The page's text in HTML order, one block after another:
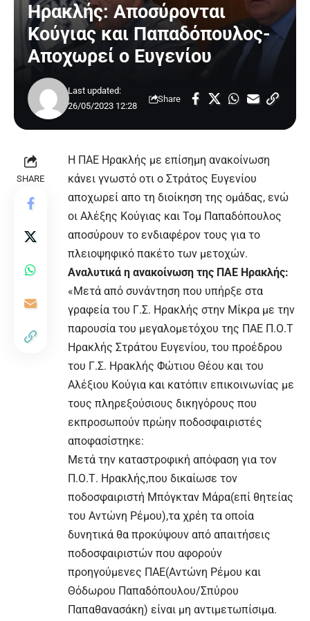
Ηρακλής: Αποσύρονται
Κούγιας και Παπαδόπουλος-
Αποχωρεί ο Ευγενίου
Last updated:
26/05/2023 12:28
Share
SHARE
Η ΠΑΕ Ηρακλής με επίσημη ανακοίνωση
κάνει γνωστό οτι ο Στράτος Ευγενίου
αποχωρεί απο τη διοίκηση της ομάδας, ενώ
οι Αλέξης Κούγιας και Τομ Παπαδόπουλος
αποσύρουν το ενδιαφέρον τους για το
πλειοψηφικό πακέτο των μετοχών.
Αναλυτικά η ανακοίνωση της ΠΑΕ Ηρακλής:
«Μετά από συνάντηση που υπήρξε στα
γραφεία του Γ.Σ. Ηρακλής στην Μίκρα με την
παρουσία του μεγαλομετόχου της ΠΑΕ Π.Ο.Τ
Ηρακλής Στράτου Ευγενίου, του προέδρου
του Γ.Σ. Ηρακλής Φώτιου Θέου και του
Αλέξιου Κούγια και κατόπιν επικοινωνίας με
τους πληρεξούσιους δικηγόρους που
εκπροσωπούν πρώην ποδοσφαιριστές
αποφασίστηκε:
Μετά την καταστροφική απόφαση για τον
Π.Ο.Τ. Ηρακλής,που δικαίωσε τον
ποδοσφαιριστή Μπόγκταν Μάρα(επί θητείας
του Αντώνη Ρέμου),τα χρέη τα οποία
δυνητικά θα προκύψουν από απαιτήσεις
ποδοσφαιριστών που αφορούν
προηγούμενες ΠΑΕ(Αντώνη Ρέμου και
Θόδωρου Παπαδόπουλου/Σπύρου
Παπαθανασάκη) είναι μη αντιμετωπίσιμα.